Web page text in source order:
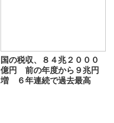
国の税収、８４兆２０００
億円 前の年度から９兆円
増 ６年連続で過去最高